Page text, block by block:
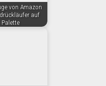
von Amazon
auf
Palette